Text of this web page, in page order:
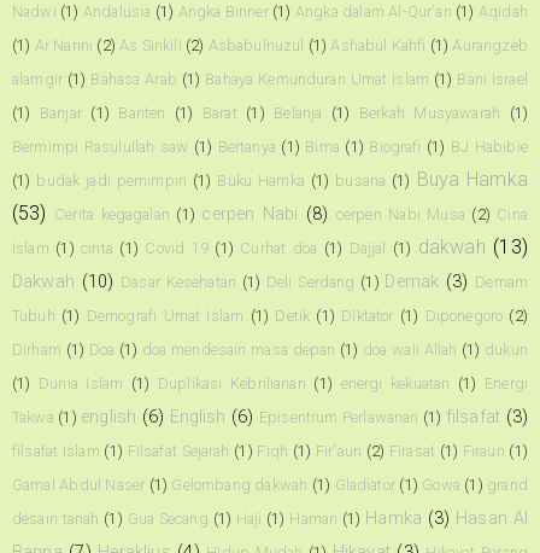
Nadwi (1) Andalusia (1) Angka Binner (1) Angka dalam Al-Qur'an (1) Aqidah
(1) Ar Narini (2) As Sinkili (2) Asbabulnuzul (1) Ashabul Kahfi (1) Aurangzeb
alamgir (1) Bahasa Arab (1) Bahaya Kemunduran Umat Islam (1) Bani Israel
(1)
Banjar (1) Banten (1) Barat (1) Belanja (1) Berkah Musyawarah
(1)
Bermimpi Rasulullah saw (1) Bertanya (1) Bima (1) Biografi (1) BJ Habibie
(1) budak jadi pemimpin (1) Buku Hamka (1) busana (1) Buya Hamka
(53) Cerita kegagalan (1) cerpen Nabi (8) cerpen Nabi Musa (2) Cina
Islam (1) cinta (1) Covid 19 (1) Curhat doa (1) Dajjal (1) dakwah (13)
Dakwah (10) Dasar Kesehatan (1) Deli Serdang (1) Demak (3) Demam
Tubuh (1) Demografi Umat Islam (1) Detik (1) Diktator (1) Diponegoro (2)
Dirham (1) Doa (1) doa mendesain masa depan (1) doa wali Allah (1) dukun
(1) Dunia Islam (1) Duplikasi Kebrilianan (1) energi kekuatan (1) Energi
Takwa (1) english (6) English (6) Episentrum Perlawanan (1) filsafat (3)
filsafat Islam (1) Filsafat Sejarah (1) Fiqh (1) Fir'aun (2) Firasat (1) Firaun (1)
Gamal Abdul Naser (1) Gelombang dakwah (1) Gladiator (1) Gowa (1) grand
desain tanah (1) Gua Secang (1) Haji (1) Haman (1) Hamka (3) Hasan Al